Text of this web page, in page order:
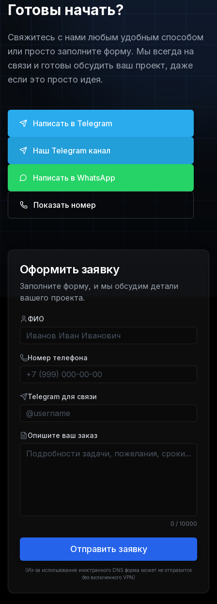
Готовы начать?
Свяжитесь с нами любым удобным способом
или просто заполните форму. Мы всегда на
связи и готовы обсудить ваш проект, даже
если это просто идея.
Написать в Telegram
Наш Telegram канал
Написать в WhatsApp
Показать номер
Оформить заявку
Заполните форму, и мы обсудим детали
вашего проекта.
ФИО
Номер телефона
Telegram для связи
Опишите ваш заказ
0 / 10000
Отправить заявку
(Из-за использования иностранного DNS форма может не отправится
без включенного VPN)